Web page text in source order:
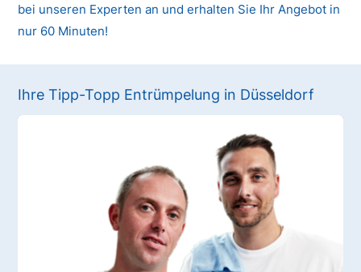
bei unseren Experten an und erhalten Sie Ihr Angebot in
nur 60 Minuten!
Ihre Tipp-Topp Entrümpelung in Düsseldorf